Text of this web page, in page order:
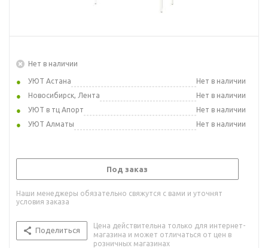
Нет в наличии
УЮТ Астана
Нет в наличии
Новосибирск, Лента
Нет в наличии
УЮТ в тц Апорт
Нет в наличии
УЮТ Алматы
Нет в наличии
Под заказ
Наши менеджеры обязательно свяжутся с вами и уточнят
условия заказа
Поделиться
Цена действительна только для интернет-
магазина и может отличаться от цен в
розничных магазинах